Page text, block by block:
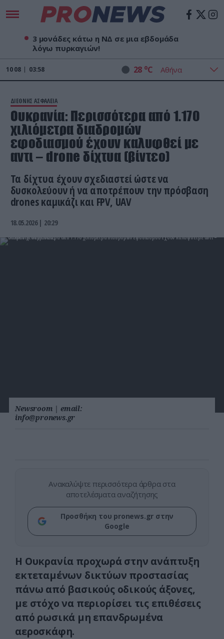
3 μονάδες κάτω η ΝΔ σε μια εβδομάδα
λόγω πυρκαγιών!
10 08 03:58 28 oC
ΔΙΕΘΝΗΣ ΑΣΦΑΛΕΙΑ
Oυκρανία: Περισσότερα από 1.170
χιλιόμετρα διαδρομών
εφοδιασμού έχουν καλυφθεί με
αντι – drone δίχτυα (βίντεο)
Τα δίχτυα έχουν σχεδιαστεί ώστε να
δυσκολεύουν ή να αποτρέπουν την πρόσβαση
drones καμικάζι και FPV, UAV
18.05.2026 | 20:29
Newsroom | email:
info@pronews.gr
Ανακαλύψτε περισσότερα άρθρα στα
αποτελέσματα αναζήτησης
Προσθήκη του pronews.gr στην
Google
Η Ουκρανία προχωρά στην ανάπτυξη
εκτεταμένων δικτύων προστασίας
πάνω από βασικούς οδικούς άξονες,
με στόχο να περιορίσει τις επιθέσεις
από ρωσικά μη επανδρωμένα
αεροσκάφη.